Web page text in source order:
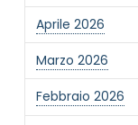
Aprile 2026
Marzo 2026
Febbraio 2026